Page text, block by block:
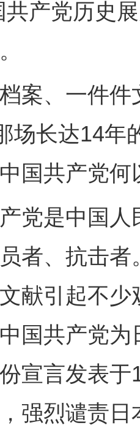
共产党历史
、一件件
场长达14
国共产党
是中国人
者、抗击者
献引起不
国共产党
宣言发表
强烈谴责